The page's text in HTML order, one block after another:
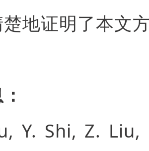
地证明了本文
Y. Shi, Z.